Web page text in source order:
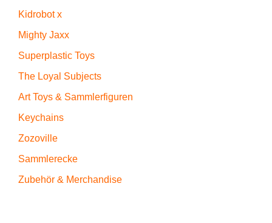
Kidrobot x
Mighty Jaxx
Superplastic Toys
The Loyal Subjects
Art Toys & Sammlerfiguren
Keychains
Zozoville
Sammlerecke
Zubehör & Merchandise